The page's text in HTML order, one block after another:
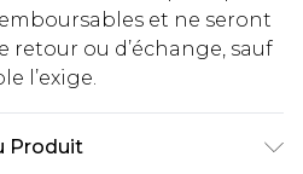
et ne seront
retour ou d’échange, sauf
l’exige.
Produit